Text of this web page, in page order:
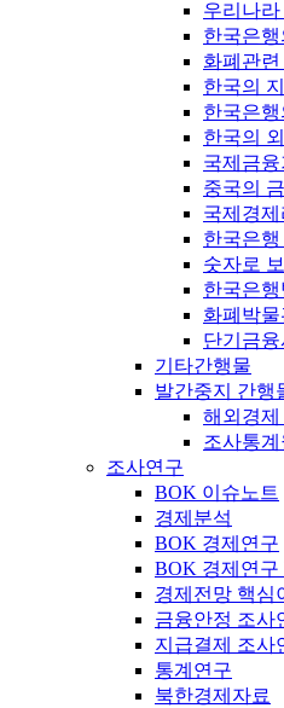
우리나
한국은
화폐관
한국의
한국은
한국의
국제금융
중국의
국제경
한국은행
숫자로
한국은
화폐박
단기금
기타간행물
발간중지 간행
해외경제
조사통계
조사연구
BOK 이슈노트
경제분석
BOK 경제연구
BOK 경제연구
경제전망 핵심
금융안정 조사
지급결제 조사
통계연구
북한경제자료